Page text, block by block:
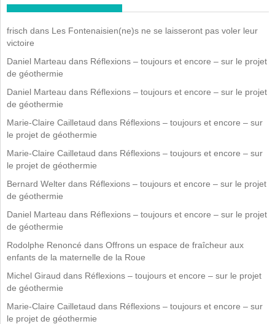
frisch dans Les Fontenaisien(ne)s ne se laisseront pas voler leur
victoire
Daniel Marteau dans Réflexions – toujours et encore – sur le projet
de géothermie
Daniel Marteau dans Réflexions – toujours et encore – sur le projet
de géothermie
Marie-Claire Cailletaud dans Réflexions – toujours et encore – sur
le projet de géothermie
Marie-Claire Cailletaud dans Réflexions – toujours et encore – sur
le projet de géothermie
Bernard Welter dans Réflexions – toujours et encore – sur le projet
de géothermie
Daniel Marteau dans Réflexions – toujours et encore – sur le projet
de géothermie
Rodolphe Renoncé dans Offrons un espace de fraîcheur aux
enfants de la maternelle de la Roue
Michel Giraud dans Réflexions – toujours et encore – sur le projet
de géothermie
Marie-Claire Cailletaud dans Réflexions – toujours et encore – sur
le projet de géothermie